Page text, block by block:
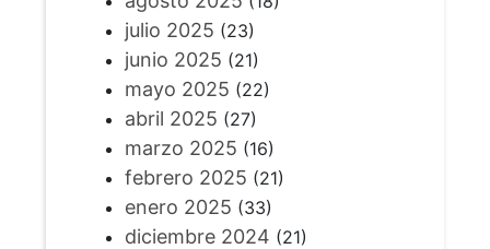
julio 2025 (23)
junio 2025 (21)
mayo 2025 (22)
abril 2025 (27)
marzo 2025 (16)
febrero 2025 (21)
enero 2025 (33)
diciembre 2024 (21)